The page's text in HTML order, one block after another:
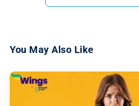
You May Also Like